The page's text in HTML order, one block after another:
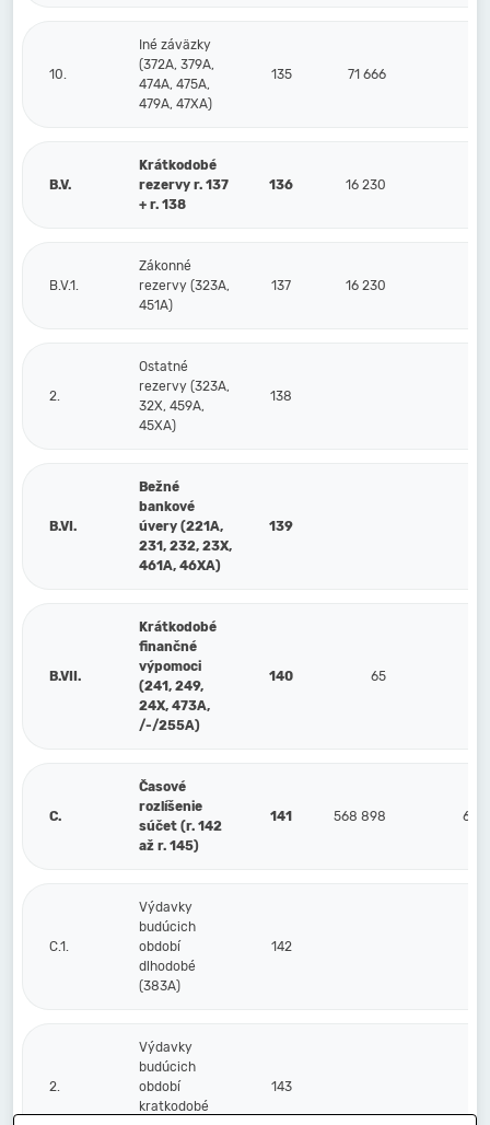
10.
Iné záväzky
(372A, 379A,
474A, 475A,
479A, 47XA)
135 71 666
B.V.
Krátkodobé
rezervy r. 137
+ r. 138
136 16 230
B.V.1.
Zákonné
rezervy (323A,
451A)
137 16 230
2.
Ostatné
rezervy (323A,
32X, 459A,
45XA)
138
B.VI.
Bežné
bankové
úvery (221A,
231, 232, 23X,
461A, 46XA)
139
B.VII.
Krátkodobé
finančné
výpomoci
(241, 249,
24X, 473A,
/-/255A)
140 65
C.
Časové
rozlíšenie
súčet (r. 142
až r. 145)
141 568 898 633
C.1.
Výdavky
budúcich
období
dlhodobé
(383A)
142
2.
Výdavky
budúcich
období
kratkodobé
143